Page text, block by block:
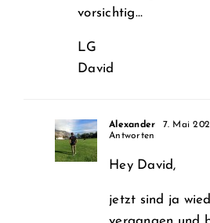
vorsichtig…
LG
David
Alexander 7. Mai
Antworten
Hey David,
jetzt sind ja